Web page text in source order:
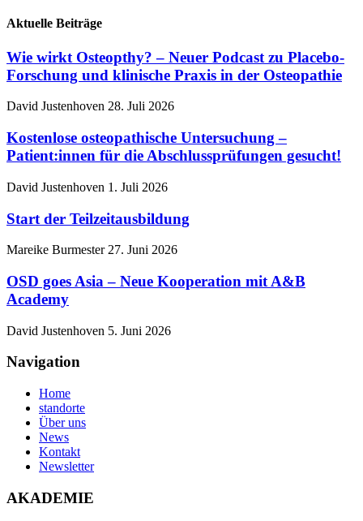
Aktuelle Beiträge
Wie wirkt Osteopthy? – Neuer Podcast zu Placebo-
Forschung und klinische Praxis in der Osteopathie
David Justenhoven 28. Juli 2026
Kostenlose osteopathische Untersuchung –
Patient:innen für die Abschlussprüfungen gesucht!
David Justenhoven 1. Juli 2026
Start der Teilzeitausbildung
Mareike Burmester 27. Juni 2026
OSD goes Asia – Neue Kooperation mit A&B
Academy
David Justenhoven 5. Juni 2026
Navigation
Home
standorte
Über uns
News
Kontakt
Newsletter
AKADEMIE